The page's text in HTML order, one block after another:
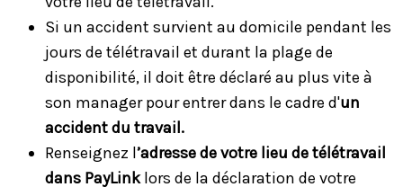
Si un accident survient au domicile pendant les
jours de télétravail et durant la plage de
disponibilité, il doit être déclaré au plus vite à
son manager pour entrer dans le cadre d'un
accident du travail.
Renseignez l’adresse de votre lieu de télétravail
dans PayLinklors de la déclaration de votre